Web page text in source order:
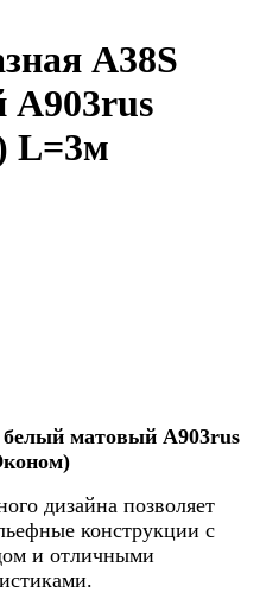
А38S
А903rus
L=3м
белый матовый А903rus
дизайна позволяет
конструкции с
и отличными